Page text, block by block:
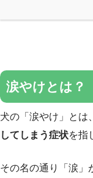
涙やけとは？
犬の「涙やけ」とは、
してしまう症状を指
その名の通り「涙」